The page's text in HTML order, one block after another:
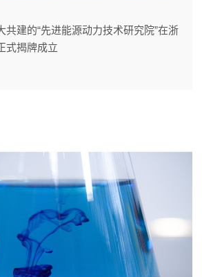
共建的“先进能源动力技术研究院”在浙
式揭牌成立